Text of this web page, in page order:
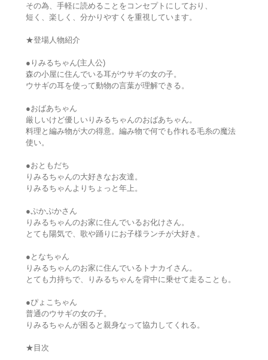
その為、手軽に読めることをコンセプトにしており、
短く、楽しく、分かりやすくを重視しています。
★登場人物紹介
●りみるちゃん(主人公)
森の小屋に住んでいる耳がウサギの女の子。
ウサギの耳を使って動物の言葉が理解できる。
●おばあちゃん
厳しいけど優しいりみるちゃんのおばあちゃん。
料理と編み物が大の得意。編み物で何でも作れる毛糸の魔法
使い。
●おともだち
りみるちゃんの大好きなお友達。
りみるちゃんよりちょっと年上。
●ぷかぷかさん
りみるちゃんのお家に住んでいるお化けさん。
とても陽気で、歌や踊りにお子様ランチが大好き。
●となちゃん
りみるちゃんのお家に住んでいるトナカイさん。
とても力持ちで、りみるちゃんを背中に乗せて走ることも。
●ぴょこちゃん
普通のウサギの女の子。
りみるちゃんが困ると親身なって協力してくれる。
★目次